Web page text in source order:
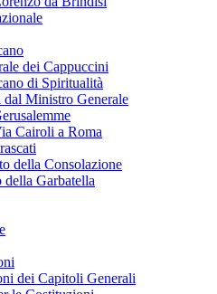
dei Cappuccini
di Spiritualità
dal Ministro Generale
Cairoli a Roma
della Consolazione
della Garbatella
dei Capitoli Generali